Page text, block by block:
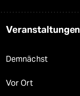
Veranstaltungen
Demnächst
Vor Ort